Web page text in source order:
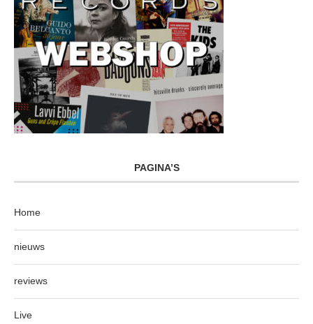
PAGINA’S
Home
nieuws
reviews
Live